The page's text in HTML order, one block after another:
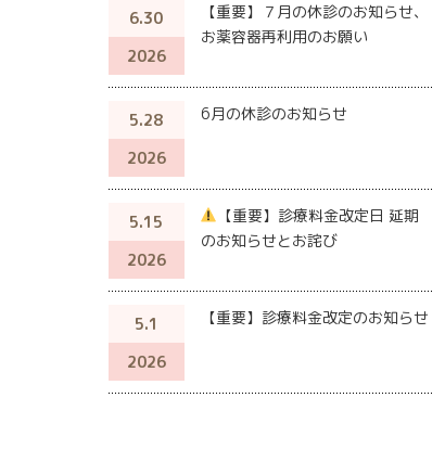
6.30
2026
【重要】７月の休診のお知らせ、
お薬容器再利用のお願い
5.28
2026
6月の休診のお知らせ
5.15
2026
【重要】診療料金改定日 延期
のお知らせとお詫び
5.1
2026
【重要】診療料金改定のお知らせ